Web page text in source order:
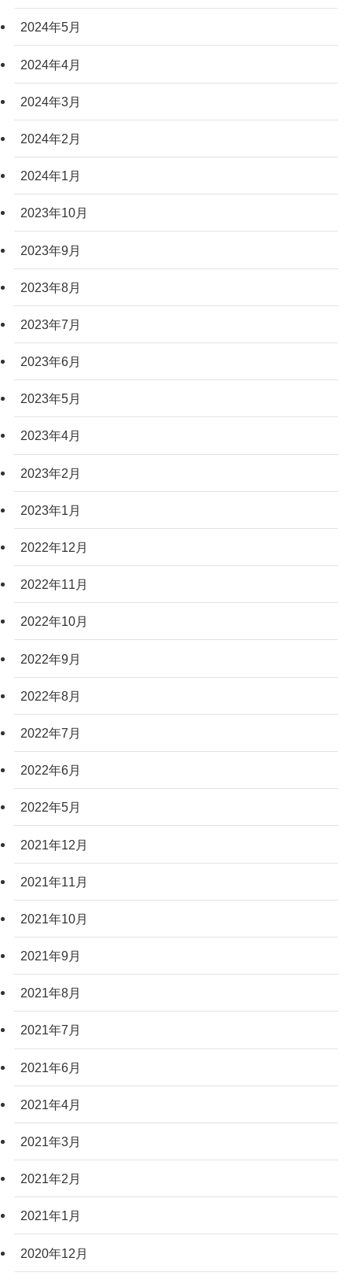
2024年5月
2024年4月
2024年3月
2024年2月
2024年1月
2023年10月
2023年9月
2023年8月
2023年7月
2023年6月
2023年5月
2023年4月
2023年2月
2023年1月
2022年12月
2022年11月
2022年10月
2022年9月
2022年8月
2022年7月
2022年6月
2022年5月
2021年12月
2021年11月
2021年10月
2021年9月
2021年8月
2021年7月
2021年6月
2021年4月
2021年3月
2021年2月
2021年1月
2020年12月